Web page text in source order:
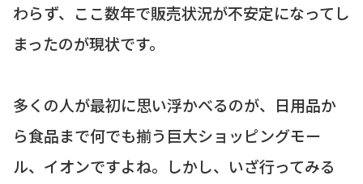
わらず、ここ数年で販売状況が不安定になってし
まったのが現状です。
多くの人が最初に思い浮かべるのが、日用品か
ら食品まで何でも揃う巨大ショッピングモー
ル、イオンですよね。しかし、いざ行ってみる